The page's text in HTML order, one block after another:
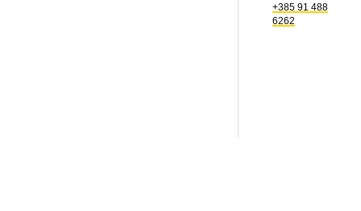
+385 91 488
6262